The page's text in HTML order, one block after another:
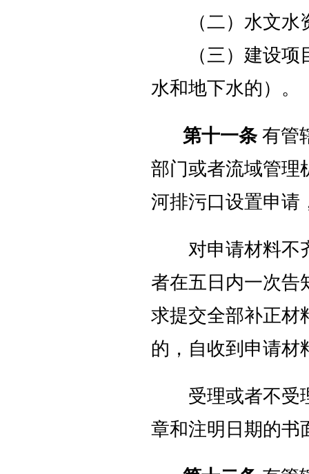
（二）水文水
（三）建设项目
水和地下水的）。
第十一条有管
部门或者流域管理
河排污口设置申
对申请材料不齐
者在五日内一次告
求提交全部补正材
的，自收到申请
受理或者不受理
章和注明日期的书